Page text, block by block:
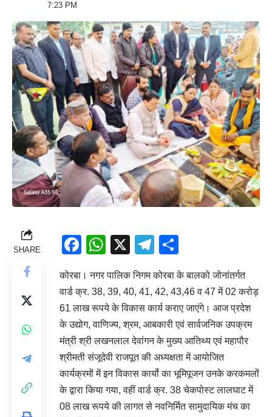
7:23 PM
SHARE Facebook
WhatsApp
X Telegram
कोरबा। नगर पालिक निगम कोरबा के बालको जोनांतर्गत
वार्ड क्र. 38, 39, 40, 41, 42, 43,46 व 47 में 02 करोड़
61 लाख रूपये के विकास कार्य कराए जाएंगे। आज प्रदेश
के उद्योग, वाणिज्य, श्रम, आबकारी एवं सार्वजनिक उपक्रम
मंत्री श्री लखनलाल देवांगन के मुख्य आतिथ्य एवं महापौर
श्रीमती संजूदेवी राजपूत की अध्यक्षता में आयोजित
कार्यक्रमों में इन विकास कार्यो का भूमिपूजन उनके करकमलों
के द्वारा किया गया, वहीं वार्ड क्र. 38 चेकपोस्ट लालघाट में
08 लाख रूपये की लागत से नवनिर्मित सामुदायिक मंच का